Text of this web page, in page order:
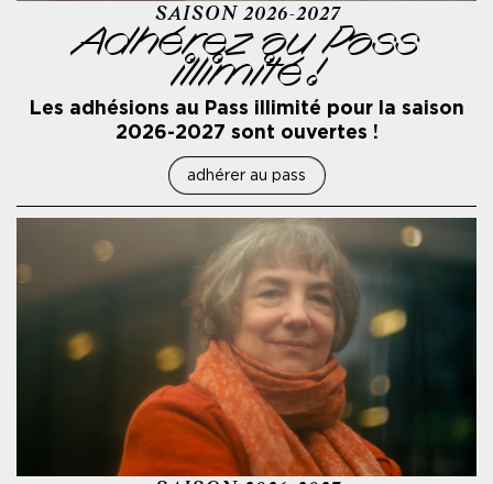
SAISON 2026-2027
Adhérez au Pass
illimité !
Les adhésions au Pass illimité pour la saison
2026-2027 sont ouvertes !
adhérer au pass